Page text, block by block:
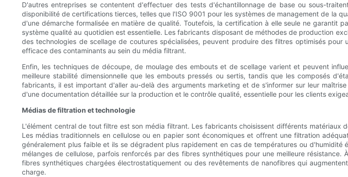
D'autres entreprises se contentent d'effectuer des tests d'échantillonnage de base ou sous-
disponibilité de certifications tierces, telles que l'ISO 9001 pour les systèmes de management de la
d'une démarche formalisée en matière de qualité. Toutefois, la certification à elle seule ne
système qualité au quotidien est essentielle. Les fabricants disposant de méthodes de production
des technologies de scellage de coutures spécialisées, peuvent produire des filtres optimisés
efficace des contaminants au sein du média filtrant.
Enfin, les techniques de découpe, de moulage des embouts et de scellage varient et peuvent
meilleure stabilité dimensionnelle que les embouts pressés ou sertis, tandis que les composés
fabricants, il est important d'aller au-delà des arguments marketing et de s'informer sur leur
d'une documentation détaillée sur la production et le contrôle qualité, essentielle pour les clients
Médias de filtration et technologie
L'élément central de tout filtre est son média filtrant. Les fabricants choisissent différents
Les médias traditionnels en cellulose ou en papier sont économiques et offrent une filtration
généralement plus faible et ils se dégradent plus rapidement en cas de températures ou
mélanges de cellulose, parfois renforcés par des fibres synthétiques pour une meilleure
fibres synthétiques chargées électrostatiquement ou des revêtements de nanofibres qui
charge.